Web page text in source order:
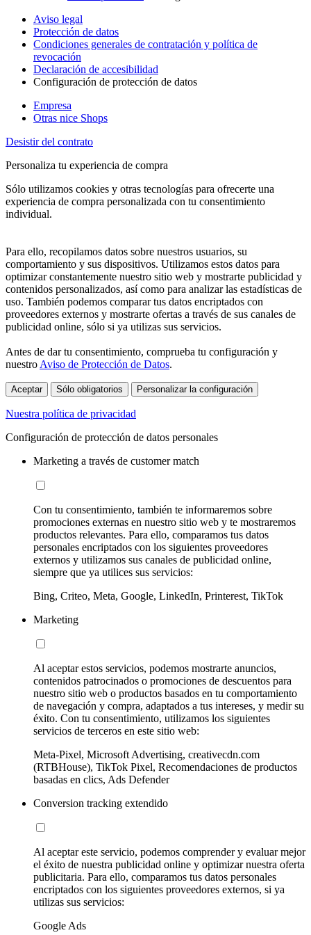
Aviso legal
Protección de datos
Condiciones generales de contratación y política de
revocación
Declaración de accesibilidad
Configuración de protección de datos
Empresa
Otras nice Shops
Desistir del contrato
Personaliza tu experiencia de compra
Sólo utilizamos cookies y otras tecnologías para ofrecerte una
experiencia de compra personalizada con tu consentimiento
individual.
Para ello, recopilamos datos sobre nuestros usuarios, su
comportamiento y sus dispositivos. Utilizamos estos datos para
optimizar constantemente nuestro sitio web y mostrarte publicidad y
contenidos personalizados, así como para analizar las estadísticas de
uso. También podemos comparar tus datos encriptados con
proveedores externos y mostrarte ofertas a través de sus canales de
publicidad online, sólo si ya utilizas sus servicios.
Antes de dar tu consentimiento, comprueba tu configuración y
nuestro Aviso de Protección de Datos.
Aceptar Sólo obligatorios Personalizar la configuración
Nuestra política de privacidad
Configuración de protección de datos personales
Marketing a través de customer match
Con tu consentimiento, también te informaremos sobre
promociones externas en nuestro sitio web y te mostraremos
productos relevantes. Para ello, comparamos tus datos
personales encriptados con los siguientes proveedores
externos y utilizamos sus canales de publicidad online,
siempre que ya utilices sus servicios:
Bing, Criteo, Meta, Google, LinkedIn, Printerest, TikTok
Marketing
Al aceptar estos servicios, podemos mostrarte anuncios,
contenidos patrocinados o promociones de descuentos para
nuestro sitio web o productos basados en tu comportamiento
de navegación y compra, adaptados a tus intereses, y medir su
éxito. Con tu consentimiento, utilizamos los siguientes
servicios de terceros en este sitio web:
Meta-Pixel, Microsoft Advertising, creativecdn.com
(RTBHouse), TikTok Pixel, Recomendaciones de productos
basadas en clics, Ads Defender
Conversion tracking extendido
Al aceptar este servicio, podemos comprender y evaluar mejor
el éxito de nuestra publicidad online y optimizar nuestra oferta
publicitaria. Para ello, comparamos tus datos personales
encriptados con los siguientes proveedores externos, si ya
utilizas sus servicios:
Google Ads